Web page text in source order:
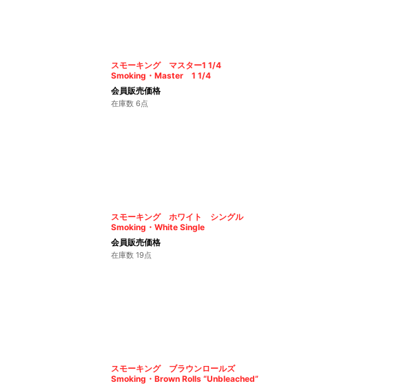
スモーキング マスター1 1/4
Smoking・Master 1 1/4
会員販売価格
在庫数 6点
スモーキング ホワイト シングル
Smoking・White Single
会員販売価格
在庫数 19点
スモーキング ブラウンロールズ
Smoking・Brown Rolls “Unbleached”